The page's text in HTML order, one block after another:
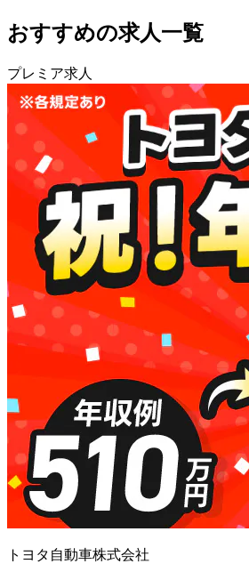
おすすめの求人一覧
プレミア求人
トヨタ自動車株式会社